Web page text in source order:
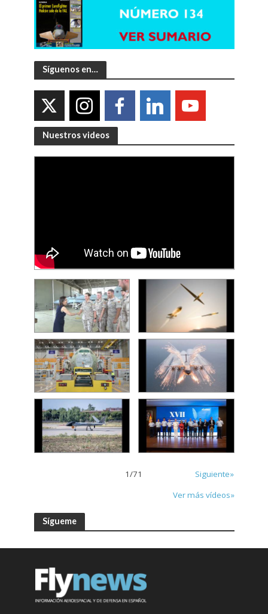
Síguenos en…
Nuestros videos
1/71
Siguiente»
Ver más vídeos»
Sígueme